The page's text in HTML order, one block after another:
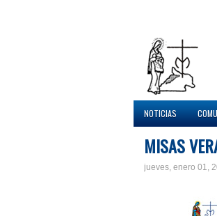
NOTICIAS
MISAS
jueves, enero 01,